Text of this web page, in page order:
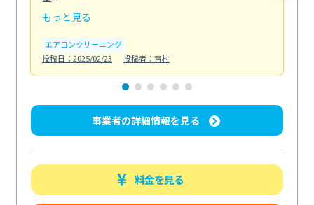
もっと見る
エアコンクリーニング
投稿日：2025/02/23
投稿者：吉村
事業者の詳細情報を見る
料金を見る